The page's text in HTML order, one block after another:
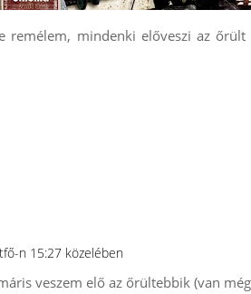
remélem, mindenki előveszi az
n 15:27 közelében
veszem elő az őrültebbik (van